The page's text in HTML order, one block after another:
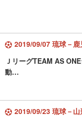
2019/09/07 琉球－鹿
ＪリーグTEAM AS
動…
2019/09/23 琉球－山